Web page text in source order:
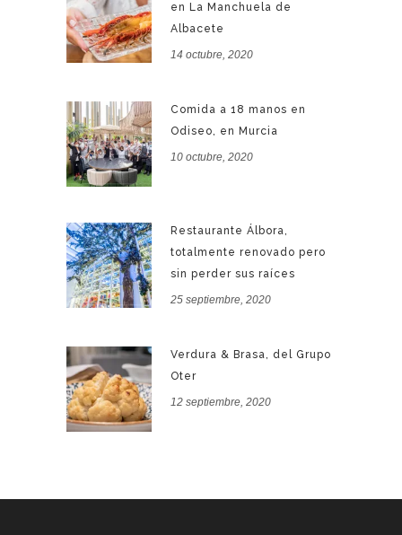
en La Manchuela de
Albacete
14 octubre, 2020
Comida a 18 manos en
Odiseo, en Murcia
10 octubre, 2020
Restaurante Álbora,
totalmente renovado pero
sin perder sus raíces
25 septiembre, 2020
Verdura & Brasa, del Grupo
Oter
12 septiembre, 2020